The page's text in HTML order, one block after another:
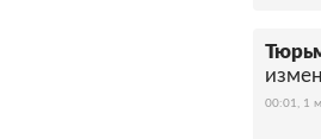
00:01, 1